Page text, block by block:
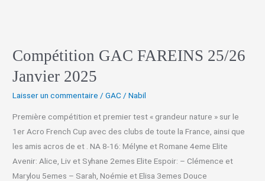
Compétition GAC FAREINS 25/26
Janvier 2025
Laisser un commentaire /GAC /Nabil
Première compétition et premier test « grandeur nature » sur le
1er Acro French Cup avec des clubs de toute la France, ainsi que
les amis acros de et . NA 8-16: Mélyne et Romane 4eme Elite
Avenir: Alice, Liv et Syhane 2emes Elite Espoir: – Clémence et
Marylou 5emes – Sarah, Noémie et Elisa 3emes Douce